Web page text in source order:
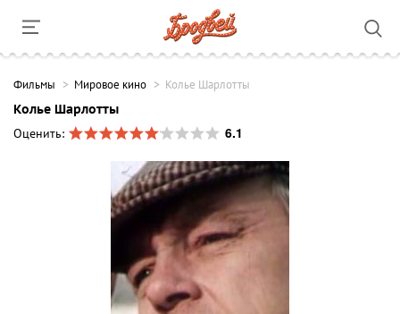
Фильмы Мировое кино Колье Шарлотты
Колье Шарлотты
Оценить:
6.1